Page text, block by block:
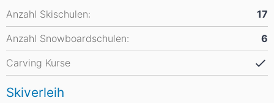
Anzahl Skischulen:
17
Anzahl Snowboardschulen:
6
Carving Kurse
Skiverleih